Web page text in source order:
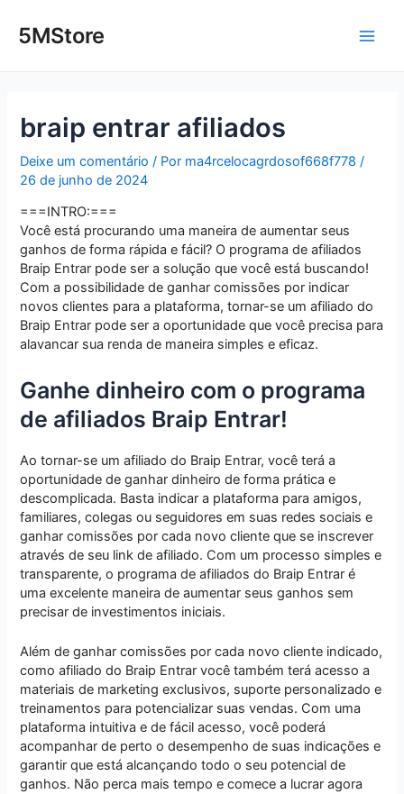
para5MStore
braip entrar afiliados
Deixe um comentário / Por ma4rcelocagrdosof668f778/
26 de junho de 2024
===INTRO:===
Você está procurando uma maneira de aumentar seus
ganhos de forma rápida e fácil? O programa de afiliados
Braip Entrar pode ser a solução que você está buscando!
Com a possibilidade de ganhar comissões por indicar
novos clientes para a plataforma, tornar-se um afiliado do
Braip Entrar pode ser a oportunidade que você precisa para
alavancar sua renda de maneira simples e eficaz.
Ganhe dinheiro com o programa
de afiliados Braip Entrar!
Ao tornar-se um afiliado do Braip Entrar, você terá a
oportunidade de ganhar dinheiro de forma prática e
descomplicada. Basta indicar a plataforma para amigos,
familiares, colegas ou seguidores em suas redes sociais e
ganhar comissões por cada novo cliente que se inscrever
através de seu link de afiliado. Com um processo simples e
transparente, o programa de afiliados do Braip Entrar é
uma excelente maneira de aumentar seus ganhos sem
precisar de investimentos iniciais.
Além de ganhar comissões por cada novo cliente indicado,
como afiliado do Braip Entrar você também terá acesso a
materiais de marketing exclusivos, suporte personalizado e
treinamentos para potencializar suas vendas. Com uma
plataforma intuitiva e de fácil acesso, você poderá
acompanhar de perto o desempenho de suas indicações e
garantir que está alcançando todo o seu potencial de
ganhos. Não perca mais tempo e comece a lucrar agora
navigation